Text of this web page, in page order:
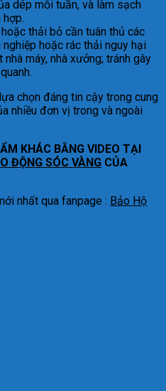
dép mỗi tuần, và làm sạch
thải bỏ cần tuân thủ các
hoặc rác thải nguy hại
máy, nhà xưởng; tránh gây
chọn đáng tin cậy trong cung
nhiều đơn vị trong và ngoài
KHÁC BẰNG VIDEO TẠI
ĐỘNG SÓC VÀNG CỦA
nhất qua fanpage : Bảo Hộ